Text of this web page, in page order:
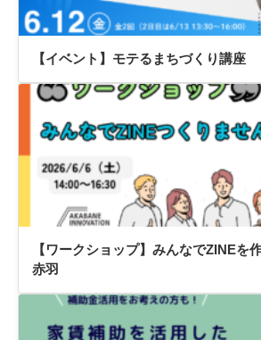
【イベント】モテるまちづくり講座
【ワークショップ】みんなでZINEを
赤羽